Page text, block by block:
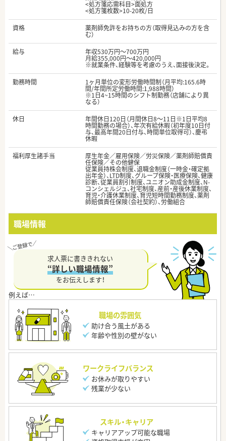
<処方箋応需科目>面処方
<処方箋枚数>10-20枚/日
資格
薬剤師免許をお持ちの方（取得見込みの方を含
む）
給与
年収530万円～700万円
月給355,000円～420,000円
※就業条件、経験等を考慮のうえ、面接後決定。
勤務時間
1ヶ月単位の変形労働時間制（月平均:165.6時
間/年間所定労働時間:1,988時間）
※1日4~15時間のシフト制勤務（店舗により異
なる）
休日
年間休日120日（月間休日8～11日※1日平均8
時間勤務の場合）、年次有給休暇（初年度10日付
与、最高年間20日付与、時間単位取得可）、慶弔
休暇
福利厚生諸手当
厚生年金／雇用保険／労災保険／薬剤師賠償責
任保険／その他健保
従業員持株会制度、退職金制度（一時金・確定拠
出年金）、LTD制度、グループ保険・医療保険、健康
診断、従業員割引制度、ユニオン助成金制度、N-
コンシェルジュ、社宅制度、産前・産後休業制度、
育児・介護休業制度、育児短時間勤務制度、薬剤
師賠償責任保険（会社契約）、労働組合
職場情報
求人票に書ききれない
“詳しい職場情報”
をお伝えします！
職場の雰囲気
助け合う風土がある
年齢や性別の壁がない
ワークライフバランス
お休みが取りやすい
残業が少ない
スキル・キャリア
キャリアアップ可能な職場